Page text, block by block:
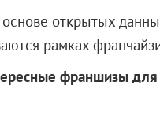
открытых
рамках
франшизы для